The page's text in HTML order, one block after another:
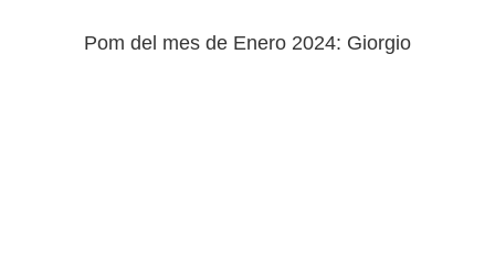
Pom del mes de Enero 2024: Giorgio